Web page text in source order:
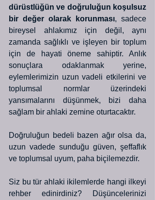
dürüstlüğün ve doğruluğun koşulsuz
bir değer olarak korunması, sadece
bireysel ahlakımız için değil, aynı
zamanda sağlıklı ve işleyen bir toplum
için de hayati öneme sahiptir. Anlık
sonuçlara odaklanmak yerine,
eylemlerimizin uzun vadeli etkilerini ve
toplumsal normlar üzerindeki
yansımalarını düşünmek, bizi daha
sağlam bir ahlaki zemine oturtacaktır.
Doğruluğun bedeli bazen ağır olsa da,
uzun vadede sunduğu güven, şeffaflık
ve toplumsal uyum, paha biçilemezdir.
Siz bu tür ahlaki ikilemlerde hangi ilkeyi
rehber edinirdiniz? Düşüncelerinizi